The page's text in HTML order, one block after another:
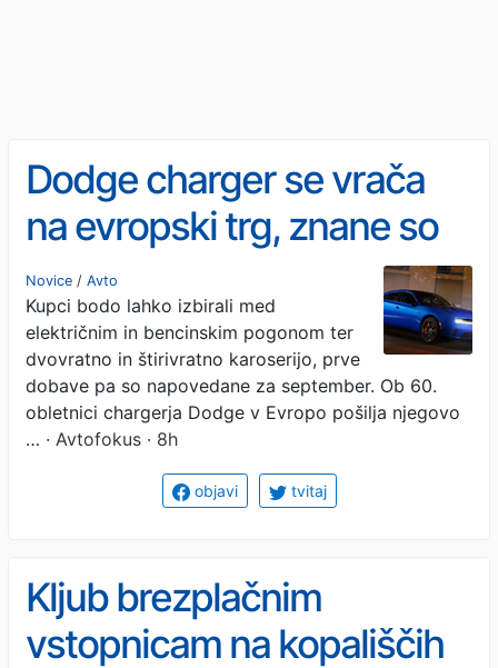
Dodge charger se vrača
na evropski trg, znane so
tudi cene
Novice / Avto
Kupci bodo lahko izbirali med
električnim in bencinskim pogonom ter
dvovratno in štirivratno karoserijo, prve
dobave pa so napovedane za september. Ob 60.
obletnici chargerja Dodge v Evropo pošilja njegovo
… · Avtofokus · 8h
objavi tvitaj
Kljub brezplačnim
vstopnicam na kopališčih